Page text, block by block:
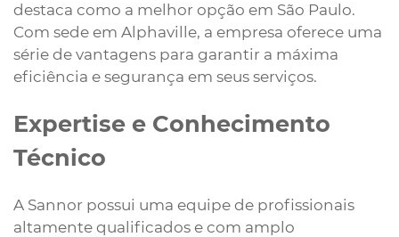
destaca como a melhor opção em São Paulo.
Com sede em Alphaville, a empresa oferece uma
série de vantagens para garantir a máxima
eficiência e segurança em seus serviços.
Expertise e Conhecimento
Técnico
A Sannor possui uma equipe de profissionais
altamente qualificados e com amplo